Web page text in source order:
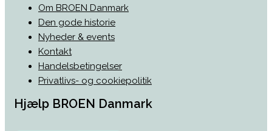
Om BROEN Danmark
Den gode historie
Nyheder & events
Kontakt
Handelsbetingelser
Privatlivs- og cookiepolitik
Hjælp BROEN Danmark